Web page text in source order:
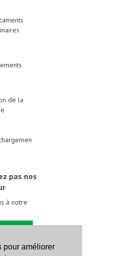
pour améliorer
de la
pas nos
à notre